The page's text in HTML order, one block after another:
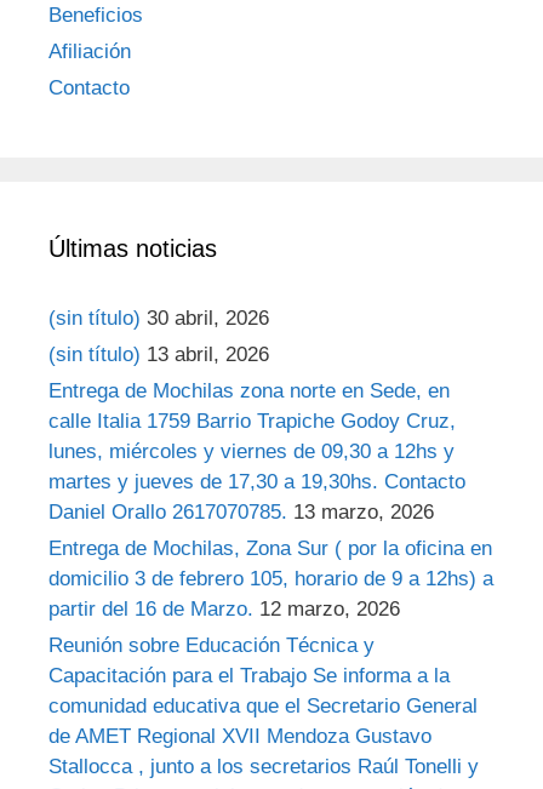
Beneficios
Afiliación
Contacto
Últimas noticias
(sin título) 30 abril, 2026
(sin título) 13 abril, 2026
Entrega de Mochilas zona norte en Sede, en
calle Italia 1759 Barrio Trapiche Godoy Cruz,
lunes, miércoles y viernes de 09,30 a 12hs y
martes y jueves de 17,30 a 19,30hs. Contacto
Daniel Orallo 2617070785. 13 marzo, 2026
Entrega de Mochilas, Zona Sur ( por la oficina en
domicilio 3 de febrero 105, horario de 9 a 12hs) a
partir del 16 de Marzo. 12 marzo, 2026
Reunión sobre Educación Técnica y
Capacitación para el Trabajo Se informa a la
comunidad educativa que el Secretario General
de AMET Regional XVII Mendoza Gustavo
Stallocca , junto a los secretarios Raúl Tonelli y